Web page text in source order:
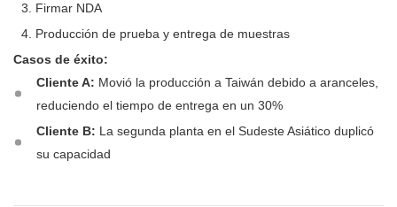
Firmar NDA
Producción de prueba y entrega de muestras
Casos de éxito:
Cliente A: Movió la producción a Taiwán debido a aranceles,
reduciendo el tiempo de entrega en un 30%
Cliente B: La segunda planta en el Sudeste Asiático duplicó
su capacidad